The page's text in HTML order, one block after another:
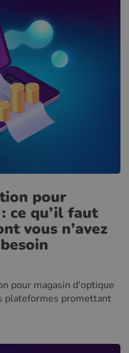
pour
ce qu’il faut
vous n’avez
pour magasin d'optique
plateformes promettant